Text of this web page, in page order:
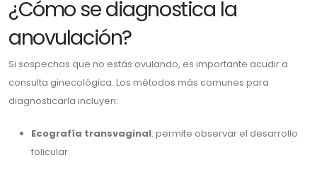
¿Cómo se diagnostica la
anovulación?
Si sospechas que no estás ovulando, es importante acudir a
consulta ginecológica. Los métodos más comunes para
diagnosticarla incluyen:
Ecografía transvaginal: permite observar el desarrollo
folicular.